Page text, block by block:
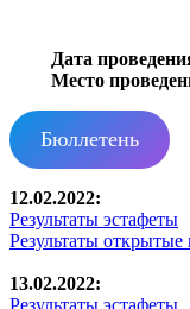
Дата
Место
Бюллетень
12.02.2022:
Результаты эстафеты
Результаты
13.02.2022:
Результаты эстафеты